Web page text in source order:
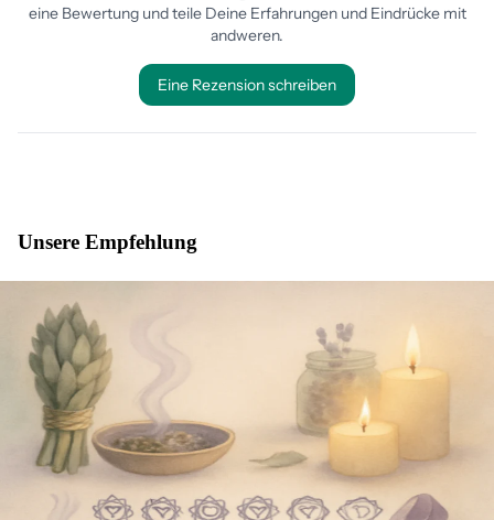
Unsere Empfehlung